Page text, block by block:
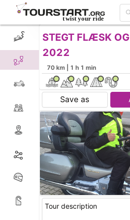
CREATE TOUR
STEGT FLÆSK
2022
70 km | 1 h 1 min
Save as
Tour description